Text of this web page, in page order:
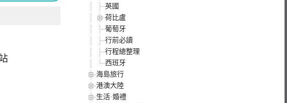
英國
荷比盧
葡萄牙
行前必讀
行程總整理
西班牙
海島旅行
港澳大陸
生活·婚禮